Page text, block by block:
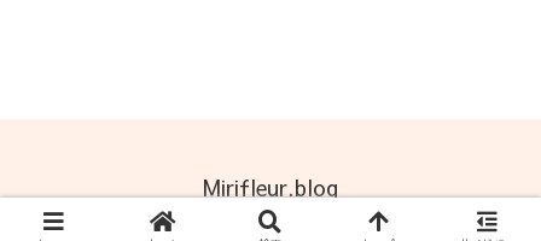
Mirifleur.blog
© 2022 Mirifleur.blog.